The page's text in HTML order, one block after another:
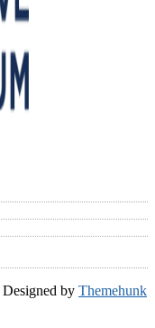
Designed by Themehunk